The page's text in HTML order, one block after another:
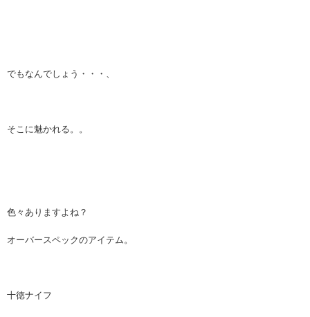
でもなんでしょう・・・、
そこに魅かれる。。
色々ありますよね？
オーバースペックのアイテム。
十徳ナイフ